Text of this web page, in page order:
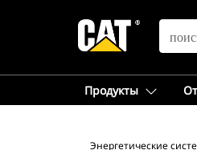
Продукты
Энергетические